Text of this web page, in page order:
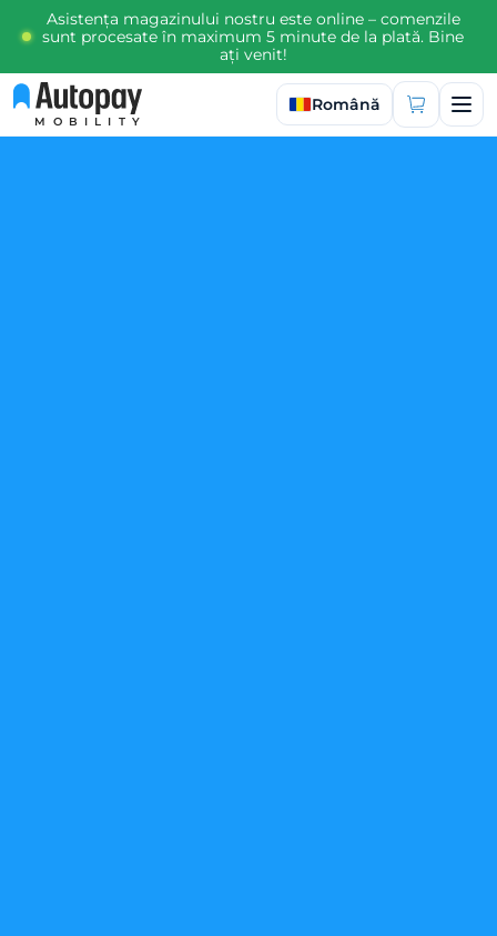
Asistența magazinului nostru este online – comenzile
sunt procesate în maximum 5 minute de la plată. Bine
ați venit!
MOBILITY
Selectați limba
Română